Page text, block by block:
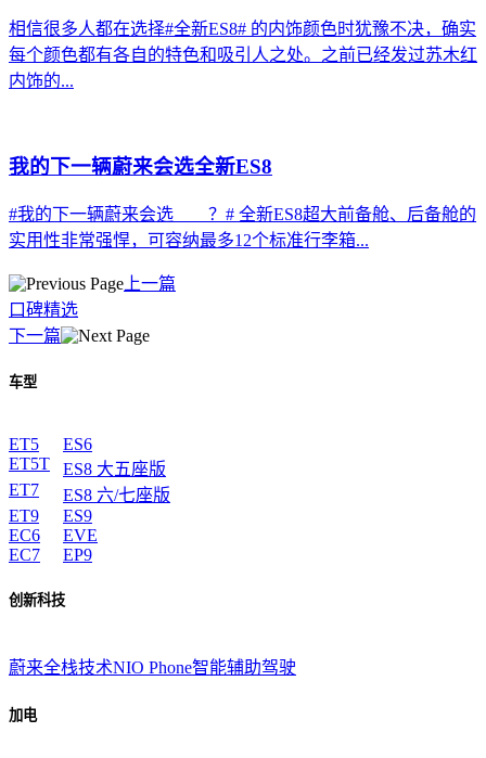
相信很多人都在选择#全新ES8# 的内饰颜色时犹豫不决，确实
每个颜色都有各自的特色和吸引人之处。之前已经发过苏木红
内饰的...
我的下一辆蔚来会选全新ES8
#我的下一辆蔚来会选____？# 全新ES8超大前备舱、后备舱的
实用性非常强悍，可容纳‌最多12个标准行李箱‌...
上一篇
口碑精选
下一篇
车型
ET5
ET5T
ET7
ET9
EC6
EC7
ES6
ES8 大五座版
ES8 六/七座版
ES9
EVE
EP9
创新科技
蔚来全栈技术NIO Phone智能辅助驾驶
加电